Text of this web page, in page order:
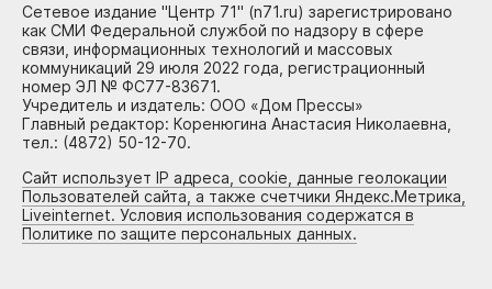
Сетевое издание "Центр 71" (n71.ru) зарегистрировано
как СМИ Федеральной службой по надзору в сфере
связи, информационных технологий и массовых
коммуникаций 29 июля 2022 года, регистрационный
номер ЭЛ № ФС77-83671.
Учредитель и издатель: ООО «Дом Прессы»
Главный редактор: Коренюгина Анастасия Николаевна,
тел.: (4872) 50-12-70.
Сайт использует IP адреса, cookie, данные геолокации
Пользователей сайта, а также счетчики Яндекс.Метрика,
Liveinternet. Условия использования содержатся в
Политике по защите персональных данных.